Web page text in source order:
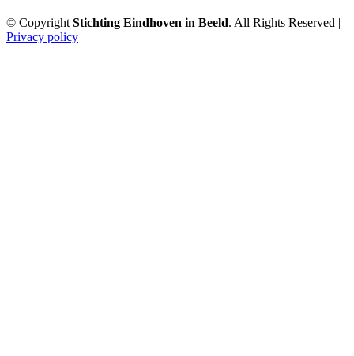
© CopyrightStichting Eindhoven in Beeld. All Rights Reserved |
Privacy policy